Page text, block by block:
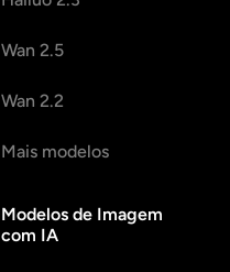
Wan 2.5
Wan 2.2
Mais modelos
Modelos de Imagem
com IA